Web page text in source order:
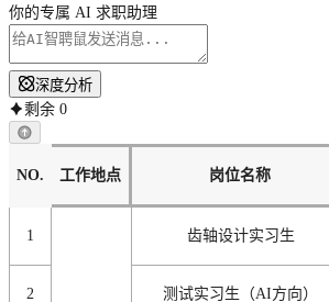
你的专属 AI 求职助理
深度分析
剩余 0
NO. 工作地点 岗位名称
1 齿轴设计实习生
2 测试实习生（AI方向）